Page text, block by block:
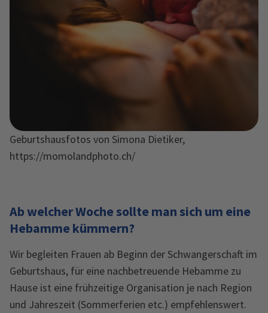
Geburtshausfotos von Simona Dietiker,
https://momolandphoto.ch/
Ab welcher Woche sollte man sich um eine
Hebamme kümmern?
Wir begleiten Frauen ab Beginn der Schwangerschaft im
Geburtshaus, für eine nachbetreuende Hebamme zu
Hause ist eine frühzeitige Organisation je nach Region
und Jahreszeit (Sommerferien etc.) empfehlenswert.